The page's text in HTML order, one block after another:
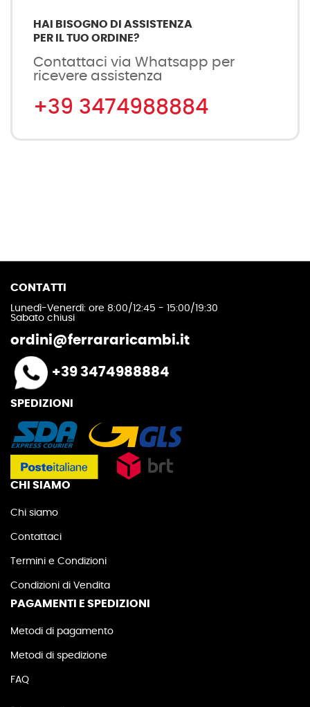
HAI BISOGNO DI ASSISTENZA
PER IL TUO ORDINE?
Contattaci via Whatsapp per
ricevere assistenza
+39 3474988884
CONTATTI
Lunedì-Venerdì: ore 8:00/12:45 - 15:00/19:30
Sabato chiusi
ordini@ferrararicambi.it
+39 3474988884
SPEDIZIONI
CHI SIAMO
Chi siamo
Contattaci
Termini e Condizioni
Condizioni di Vendita
PAGAMENTI E SPEDIZIONI
Metodi di pagamento
Metodi di spedizione
FAQ